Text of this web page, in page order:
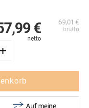
69,01 €
€
Auf meine